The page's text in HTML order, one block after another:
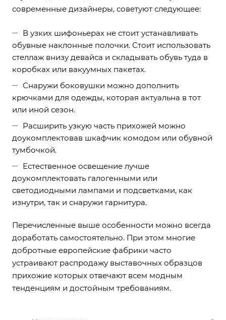
современные дизайнеры, советуют следующее:
В узких шифоньерах не стоит устанавливать
обувные наклонные полочки. Стоит использовать
стеллаж внизу девайса и складывать обувь туда в
коробках или вакуумных пакетах.
Снаружи боковушки можно дополнить
крючками для одежды, которая актуальна в тот
или иной сезон.
Расширить узкую часть прихожей можно
доукомплектовав шкафчик комодом или обувной
тумбочкой.
Естественное освещение лучше
доукомплектовать галогенными или
светодиодными лампами и подсветками, как
изнутри, так и снаружи гарнитура.
Перечисленные выше особенности можно всегда
доработать самостоятельно. При этом многие
добротные европейские фабрики часто
устраивают распродажу выставочных образцов
прихожие которых отвечают всем модным
тенденциям и достойным требованиям.